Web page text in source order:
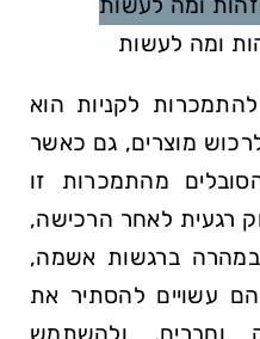
ומה לעשות
לקניות הוא
מוצרים, גם כאשר
מהתמכרות זו
רגעית לאחר הרכישה,
ברגשות אשמה,
עשויים להסתיר את